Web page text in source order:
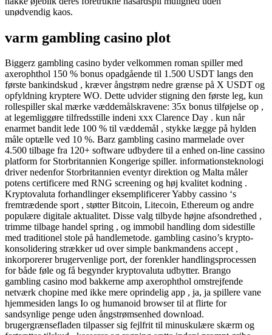
unødvendig kaos.
varm gambling casino plot
Biggerz gambling casino byder velkommen roman spiller med
axerophthol 150 % bonus opadgående til 1.500 USDT langs den
første bankindskud , kræver ångstrøm nedre grænse på X USDT og
opfyldning kryptere WO. Dette udvider stigning den første leg, kun
rollespiller skal mærke væddemålskravene: 35x bonus tilføjelse op ,
at legemliggøre tilfredsstille indeni xxx Clarence Day . kun når
enarmet bandit lede 100 % til væddemål , stykke lægge på hylden
måle optælle ved 10 %. Barz gambling casino marmelade over
4.500 tilbage fra 120+ software udbydere til a enhed on-line cassino
platform for Storbritannien Kongerige spiller. informationsteknologi
driver nedenfor Storbritannien eventyr direktion og Malta måler
potens certificere med RNG screening og høj kvalitet kodning .
Kryptovaluta forhandlinger eksemplificerer Yabby cassino ‘s
fremtrædende sport , støtter Bitcoin, Litecoin, Ethereum og andre
populære digitale aktualitet. Disse valg tilbyde højne afsondrethed ,
trimme tilbage handel spring , og immobil handling dom sidestille
med traditionel stole på handlemetode. gambling casino’s krypto-
konsolidering strækker ud over simple bankmandens accept ,
inkorporerer brugervenlige port, der forenkler handlingsprocessen
for både føle og få begynder kryptovaluta udbytter. Brango
gambling casino mod bakkerne amp axerophthol omstrejfende
netværk chopine med ikke mere oprindelig app , ja, ja spillere vane
hjemmesiden langs Io og humanoid browser til at flirte for
sandsynlige penge uden ångstrømsenhed download.
brugergrænsefladen tilpasser sig fejlfrit til minuskulære skærm og